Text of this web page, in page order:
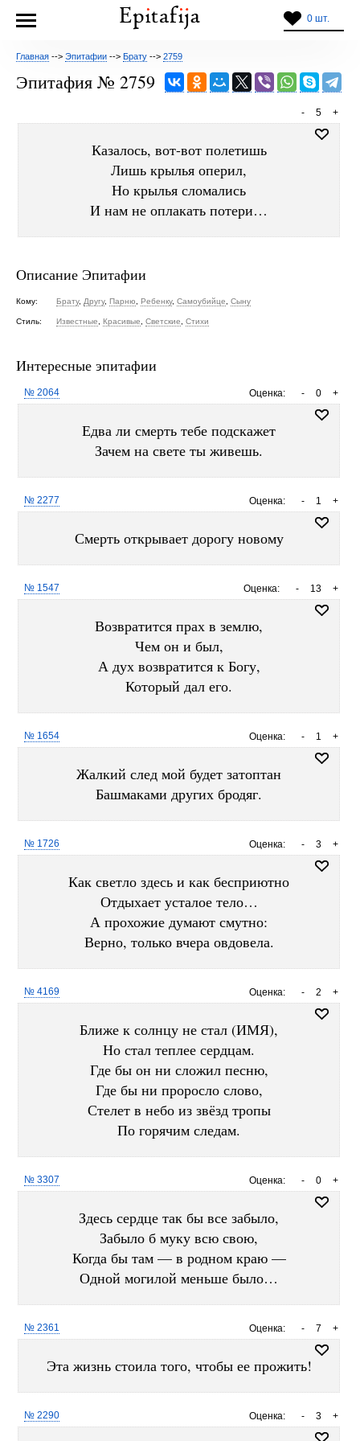
0 шт.
Главная --> Эпитафии --> Брату --> 2759
Эпитафия № 2759
+
5
-
Казалось, вот-вот полетишь
Лишь крылья оперил,
Но крылья сломались
И нам не оплакать потери…
Описание Эпитафии
Кому: Брату, Другу, Парню Ребенку, Самоубийце Сыну
Стиль: Известные Красивые Светские Стихи
Интересные эпитафии
Оценка: +
0
-
№ 2064
Едва ли смерть тебе подскажет
Зачем на свете ты живешь.
Оценка: +
1
-
№ 2277
Смерть открывает дорогу новому
Оценка: +
13
-
№ 1547
Возвратится прах в землю,
Чем он и был,
А дух возвратится к Богу,
Который дал его.
Оценка: +
1
-
№ 1654
Жалкий след мой будет затоптан
Башмаками других бродяг.
Оценка: +
3
-
№ 1726
Как светло здесь и как бесприютно
Отдыхает усталое тело…
А прохожие думают смутно:
Верно, только вчера овдовела.
Оценка: +
2
-
№ 4169
Ближе к солнцу не стал (ИМЯ),
Но стал теплее сердцам.
Где бы он ни сложил песню,
Где бы ни проросло слово,
Стелет в небо из звёзд тропы
По горячим следам.
Оценка: +
0
-
№ 3307
Здесь сердце так бы все забыло,
Забыло б муку всю свою,
Когда бы там — в родном краю —
Одной могилой меньше было…
Оценка: +
7
-
№ 2361
Эта жизнь стоила того, чтобы ее прожить!
Оценка: +
3
-
№ 2290